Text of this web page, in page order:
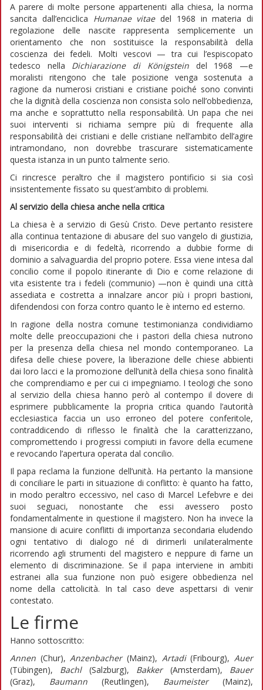
A parere di molte persone appartenenti alla chiesa, la norma
sancita dall’enciclica Humanae vitae del 1968 in materia di
regolazione delle nascite rappresenta semplicemente un
orientamento che non sostituisce la responsabilità della
coscienza dei fedeli. Molti vescovi — tra cui l’espiscopato
tedesco nella Dichiarazione di Königstein del 1968 —e
moralisti ritengono che tale posizione venga sostenuta a
ragione da numerosi cristiani e cristiane poiché sono convinti
che la dignità della coscienza non consista solo nell’obbedienza,
ma anche e soprattutto nella responsabilità. Un papa che nei
suoi interventi si richiama sempre più di frequente alla
responsabilità dei cristiani e delle cristiane nell’ambito dell’agire
intramondano, non dovrebbe trascurare sistematicamente
questa istanza in un punto talmente serio.
Ci rincresce peraltro che il magistero pontificio si sia così
insistentemente fissato su quest’ambito di problemi.
Al servizio della chiesa anche nella critica
La chiesa è a servizio di Gesù Cristo. Deve pertanto resistere
alla continua tentazione di abusare del suo vangelo di giustizia,
di misericordia e di fedeltà, ricorrendo a dubbie forme di
dominio a salvaguardia del proprio potere. Essa viene intesa dal
concilio come il popolo itinerante di Dio e come relazione di
vita esistente tra i fedeli (communio) —non è quindi una città
assediata e costretta a innalzare ancor più i propri bastioni,
difendendosi con forza contro quanto le è interno ed esterno.
In ragione della nostra comune testimonianza condividiamo
molte delle preoccupazioni che i pastori della chiesa nutrono
per la presenza della chiesa nel mondo contemporaneo. La
difesa delle chiese povere, la liberazione delle chiese abbienti
dai loro lacci e la promozione dell’unità della chiesa sono finalità
che comprendiamo e per cui ci impegniamo. I teologi che sono
al servizio della chiesa hanno però al contempo il dovere di
esprimere pubblicamente la propria critica quando l’autorità
ecclesiastica faccia un uso erroneo del potere conferitole,
contraddicendo di riflesso le finalità che la caratterizzano,
compromettendo i progressi compiuti in favore della ecumene
e revocando l’apertura operata dal concilio.
Il papa reclama la funzione dell’unità. Ha pertanto la mansione
di conciliare le parti in situazione di conflitto: è quanto ha fatto,
in modo peraltro eccessivo, nel caso di Marcel Lefebvre e dei
suoi seguaci, nonostante che essi avessero posto
fondamentalmente in questione il magistero. Non ha invece la
mansione di acuire conflitti di importanza secondaria eludendo
ogni tentativo di dialogo né di dirimerli unilateralmente
ricorrendo agli strumenti del magistero e neppure di farne un
elemento di discriminazione. Se il papa interviene in ambiti
estranei alla sua funzione non può esigere obbedienza nel
nome della cattolicità. In tal caso deve aspettarsi di venir
contestato.
Le firme
Hanno sottoscritto:
Annen (Chur),Anzenbacher(Mainz), Artadi(Fribourg),Auer
(Tübingen), Bachl (Salzburg), Bakker (Amsterdam), Bauer
(Graz), Baumann (Reutlingen), Baumeister (Mainz),